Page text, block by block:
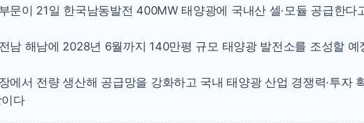
문이 21일 한국남동발전 400MW 태양광에 국내산 셀·모듈 공급한다
남 해남에 2028년 6월까지 140만평 규모 태양광 발전소를 조성할 예
에서 전량 생산해 공급망을 강화하고 국내 태양광 산업 경쟁력·투자
다